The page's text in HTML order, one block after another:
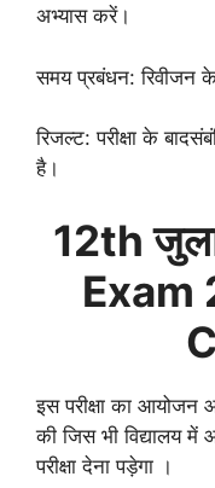
अभ्यास करें।
समय प्रबंधन: रिवीजन
रिजल्ट: परीक्षा के
है।
12th
Exam
इस परीक्षा का आयोजन
की जिस भी विद्यालय
परीक्षा देना पड़ेगा ।